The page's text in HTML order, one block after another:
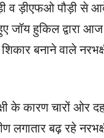
व ड़ीएफओ पौड़ी से
जॉय हुकिल द्वारा
बनाने वाले
के कारण चारों ओर
लगातार बढ़ रहे